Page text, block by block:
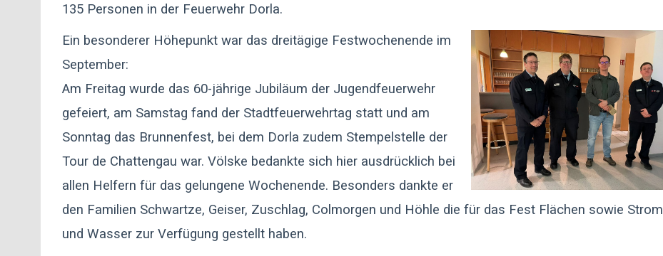
135 Personen in der Feuerwehr Dorla.
Ein besonderer Höhepunkt war das dreitägige Festwochenende im
September:
Am Freitag wurde das 60-jährige Jubiläum der Jugendfeuerwehr
gefeiert, am Samstag fand der Stadtfeuerwehrtag statt und am
Sonntag das Brunnenfest, bei dem Dorla zudem Stempelstelle der
Tour de Chattengau war. Völske bedankte sich hier ausdrücklich bei
allen Helfern für das gelungene Wochenende. Besonders dankte er
den Familien Schwartze, Geiser, Zuschlag, Colmorgen und Höhle die für das Fest Flächen sowie Strom
und Wasser zur Verfügung gestellt haben.